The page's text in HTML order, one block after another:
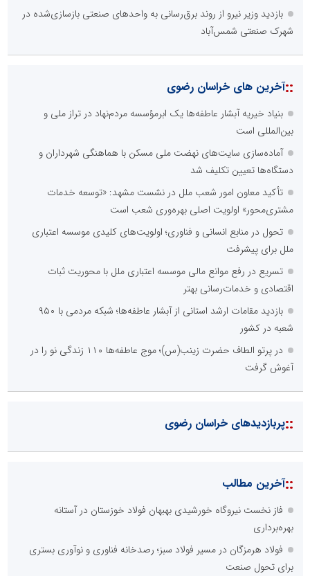
بازدید وزیر نیرو از روند برق‌رسانی به واحدهای صنعتی بازسازی‌شده در
شهرک صنعتی شمس‌آباد
::آخرین های خراسان رضوی
بنیاد خیریه آبشار عاطفه‌ها یک ابرمؤسسه مردم‌نهاد در تراز ملی و
بین‌المللی است
آماده‌سازی سایت‌های نهضت ملی مسکن با هماهنگی شهرداران و
دستگاه‌ها تعیین تکلیف شد
تأکید معاون امور شعب ملل در نشست مشهد: «توسعه خدمات
مشتری‌محور» اولویت اصلی بهره‌وری شعب است
تحول در منابع انسانی و فناوری؛ اولویت‌های کلیدی موسسه اعتباری
ملل برای پیشرفت
تسریع در رفع موانع مالی موسسه اعتباری ملل با محوریت ثبات
اقتصادی و خدمات‌رسانی بهتر
بازدید مقامات ارشد استانی از آبشار عاطفه‌ها؛ شبکه‌ مردمی با ۹۵۰
شعبه در کشور
در پرتو الطاف حضرت زینب(س)؛ موج عاطفه‌ها ۱۱۰ زندگی نو را در
آغوش گرفت
::پربازدیدهای خراسان رضوی
::آخرین مطالب
فاز نخست نیروگاه خورشیدی بهبهان فولاد خوزستان در آستانه
بهره‌برداری
فولاد هرمزگان در مسیر فولاد سبز؛ رصدخانه فناوری و نوآوری بستری
برای تحول صنعت